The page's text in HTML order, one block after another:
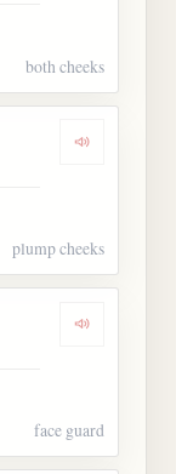
both cheeks
Dengarkan
plump cheeks
Dengarkan
face guard